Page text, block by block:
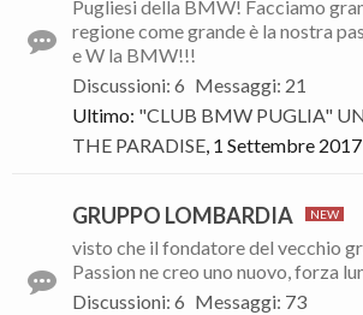
Pugliesi della BMW! Facciamo
regione come grande è la nostra
e W la BMW!!!
Discussioni: 6 Messaggi: 21
Ultimo: "CLUB BMW PUGLIA" UN NUOVO CLUB
THE PARADISE, 1 Settembre 2017
GRUPPO LOMBARDIA
visto che il fondatore del vecchio
Passion ne creo uno nuovo, forza
Discussioni: 6 Messaggi: 73